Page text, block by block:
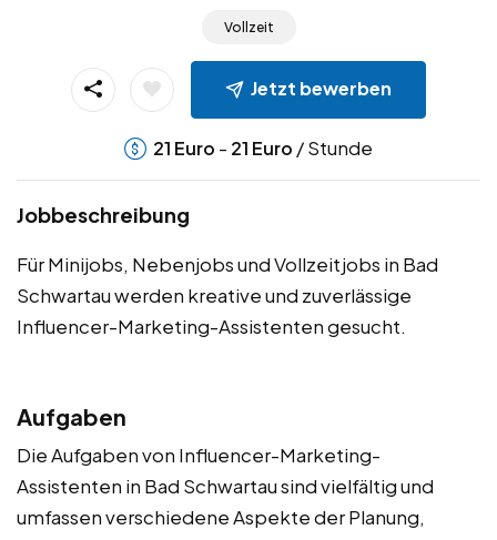
Vollzeit
Jetzt bewerben
21 Euro - 21 Euro / Stunde
Jobbeschreibung
Für Minijobs, Nebenjobs und Vollzeitjobs in Bad
Schwartau werden kreative und zuverlässige
Influencer-Marketing-Assistenten gesucht.
Aufgaben
Die Aufgaben von Influencer-Marketing-
Assistenten in Bad Schwartau sind vielfältig und
umfassen verschiedene Aspekte der Planung,